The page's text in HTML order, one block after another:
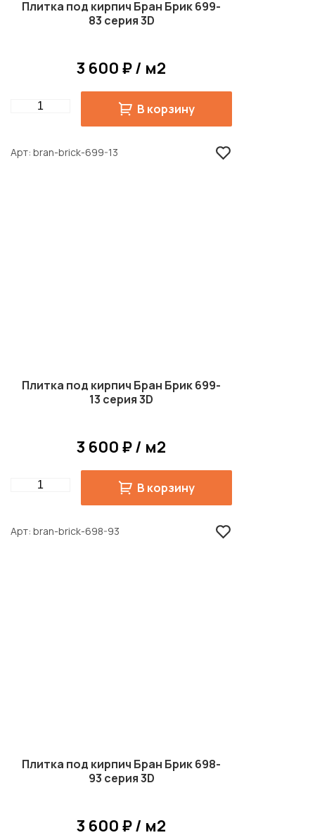
Плитка под кирпич Бран Брик 699-
83 серия 3D
3 600 ₽ / м2
Quantity В корзину
Арт bran-brick-699-13
Плитка под кирпич Бран Брик 699-
13 серия 3D
3 600 ₽ / м2
Quantity В корзину
Арт bran-brick-698-93
Плитка под кирпич Бран Брик 698-
93 серия 3D
3 600 ₽ / м2